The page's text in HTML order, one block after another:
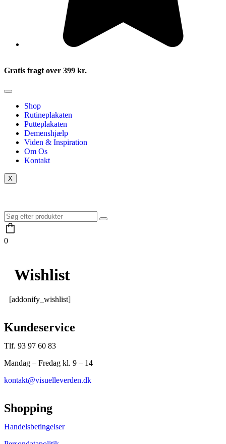
Gratis fragt over 399 kr.
Shop
Rutineplakaten
Putteplakaten
Demenshjælp
Viden & Inspiration
Om Os
Kontakt
X
0
Wishlist
[addonify_wishlist]
Kundeservice
Tlf. 93 97 60 83
Mandag – Fredag kl. 9 – 14
kontakt@visuelleverden.dk
Shopping
Handelsbetingelser